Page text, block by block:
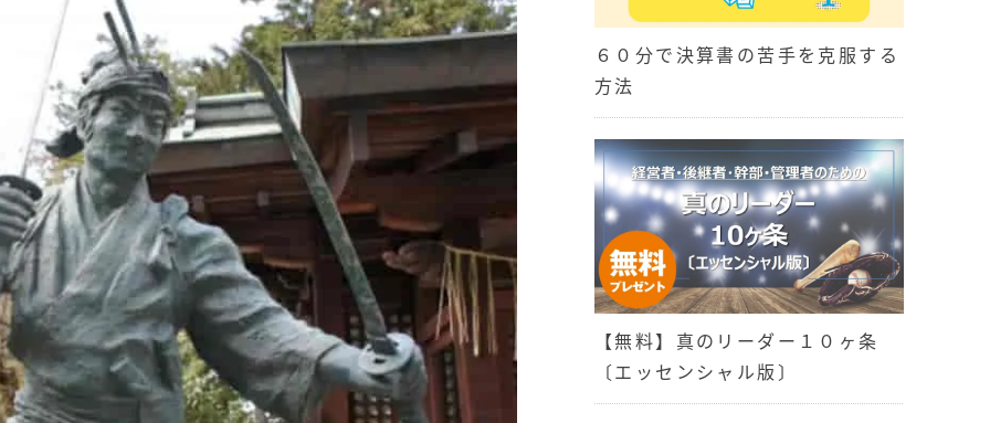
６０分で決算書の苦手を克服する
方法
【無料】真のリーダー１０ヶ条
〔エッセンシャル版〕